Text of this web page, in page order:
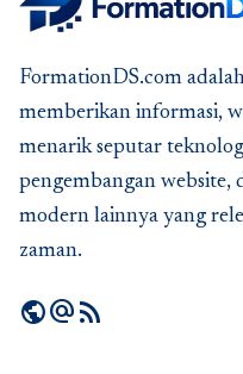
FormationDS.com
memberikan informasi,
menarik seputar
pengembangan website,
modern lainnya yang
zaman.
publicalternate_emailrss_feed